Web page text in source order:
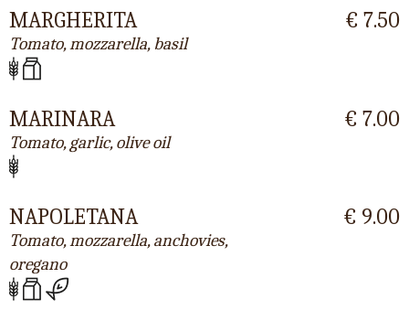
MARGHERITA
Tomato, mozzarella, basil
€ 7.50
MARINARA
Tomato, garlic, olive oil
€ 7.00
NAPOLETANA
Tomato, mozzarella, anchovies,
oregano
€ 9.00